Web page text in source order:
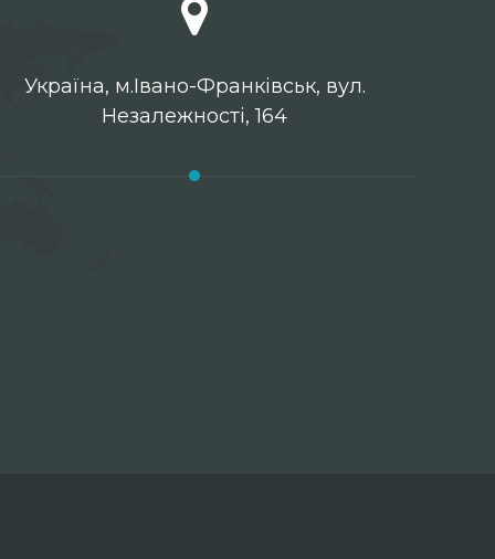
Українa, м.Івано-Франківськ, вул.
Незалежності, 164